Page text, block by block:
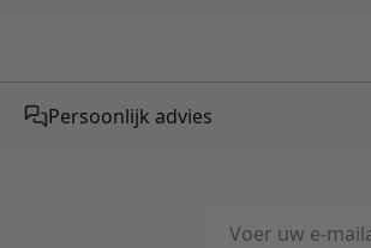
Persoonlijk advies
E-mailadres